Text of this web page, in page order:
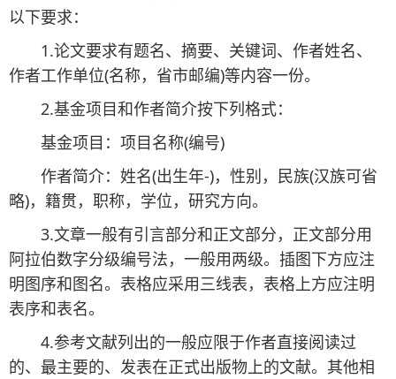
以下要求：
1.论文要求有题名、摘要、关键词、作者姓名、
作者工作单位(名称，省市邮编)等内容一份。
2.基金项目和作者简介按下列格式：
基金项目：项目名称(编号)
作者简介：姓名(出生年-)，性别，民族(汉族可省
略)，籍贯，职称，学位，研究方向。
3.文章一般有引言部分和正文部分，正文部分用
阿拉伯数字分级编号法，一般用两级。插图下方应注
明图序和图名。表格应采用三线表，表格上方应注明
表序和表名。
4.参考文献列出的一般应限于作者直接阅读过
的、最主要的、发表在正式出版物上的文献。其他相